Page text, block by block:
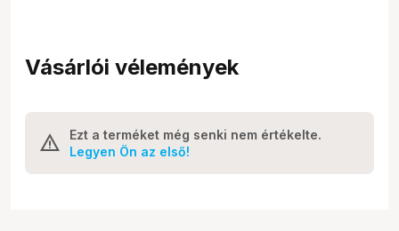
Vásárlói vélemények
Ezt a terméket még senki nem értékelte.
Legyen Ön az első!